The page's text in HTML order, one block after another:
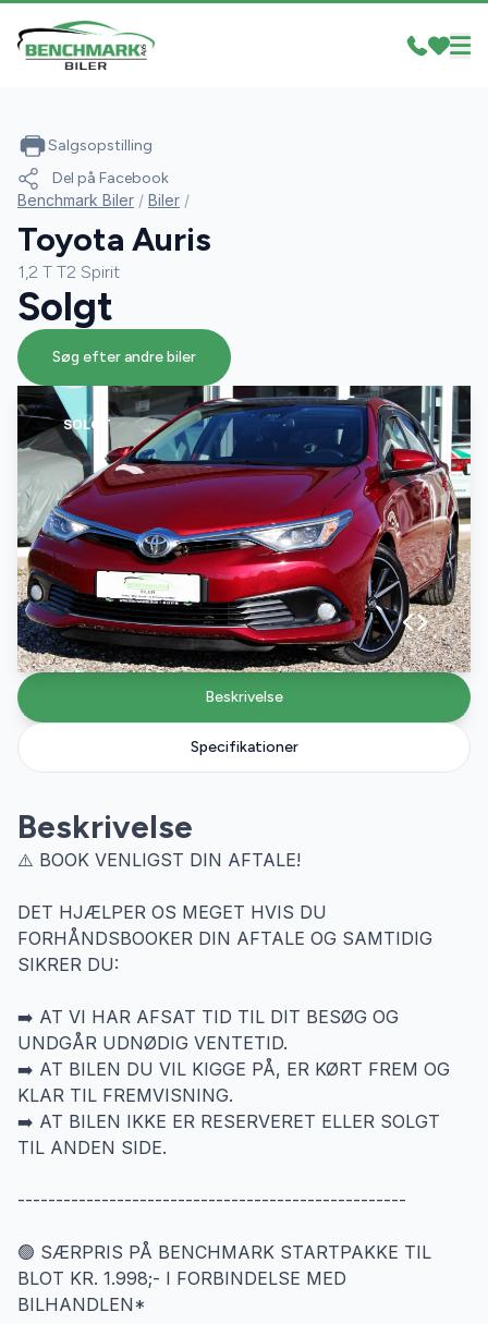
SOLGT
Specifikationer
Beskrivelse
Beskrivelse
⚠️ BOOK VENLIGST DIN AFTALE!
DET HJÆLPER OS MEGET HVIS DU
FORHÅNDSBOOKER DIN AFTALE OG SAMTIDIG
SIKRER DU:
➡️ AT VI HAR AFSAT TID TIL DIT BESØG OG
UNDGÅR UDNØDIG VENTETID.
➡️ AT BILEN DU VIL KIGGE PÅ, ER KØRT FREM OG
KLAR TIL FREMVISNING.
➡️ AT BILEN IKKE ER RESERVERET ELLER SOLGT
TIL ANDEN SIDE.
---------------------------------------------------
🟢 SÆRPRIS PÅ BENCHMARK STARTPAKKE TIL
BLOT KR. 1.998;- I FORBINDELSE MED
BILHANDLEN*
Salgsopstilling
Del på Facebook
Benchmark Biler / Biler /
Toyota Auris
1,2 T T2 Spirit
Solgt
Søg efter andre biler